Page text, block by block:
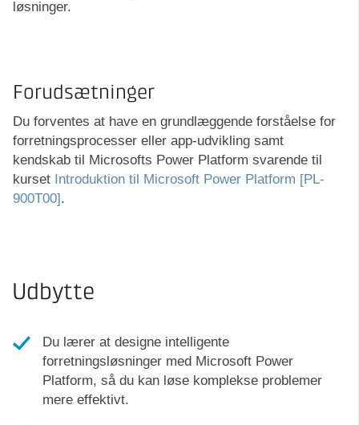
løsninger.
Forudsætninger
Du forventes at have en grundlæggende forståelse for
forretningsprocesser eller app-udvikling samt
kendskab til Microsofts Power Platform svarende til
kurset Introduktion til Microsoft Power Platform [PL-
900T00].
Udbytte
Du lærer at designe intelligente
forretningsløsninger med Microsoft Power
Platform, så du kan løse komplekse problemer
mere effektivt.